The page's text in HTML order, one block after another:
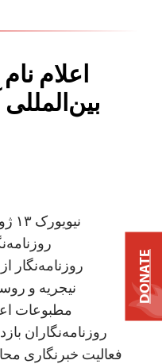
اعلام
روزنامه‌نگار
نیجریه و
مطبوعات
روزنامه‌نگاران
DONATE